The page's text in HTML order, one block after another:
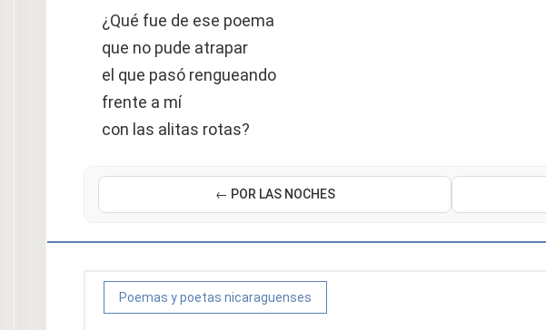
¿Qué fue de ese poema
que no pude atrapar
el que pasó rengueando
frente a mí
con las alitas rotas?
← POR LAS NOCHES
Poemas y poetas nicaraguenses